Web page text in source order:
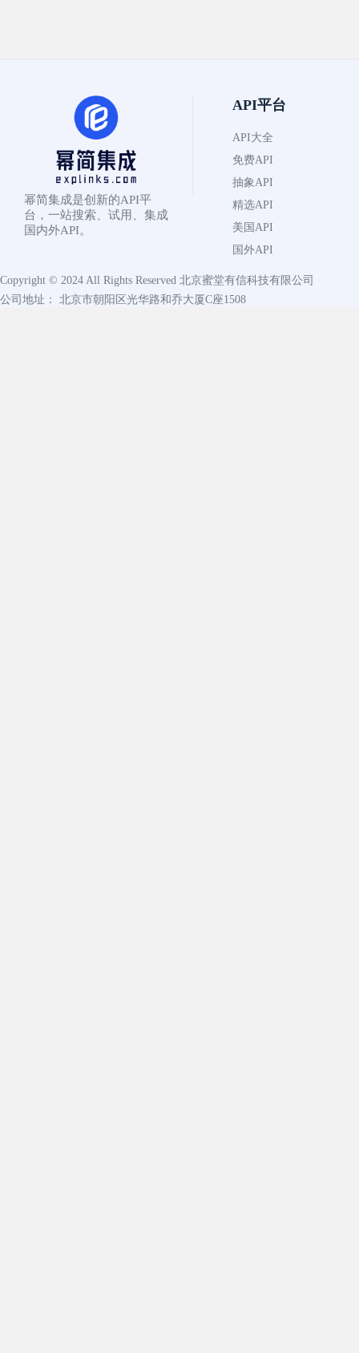
幂简集成是创新的API平
台，一站搜索、试用、集成
国内外API。
API平台
API大全
免费API
抽象API
精选API
美国API
国外API
Copyright © 2024 All Rights Reserved 北京蜜堂有信科技有限公司
公司地址： 北京市朝阳区光华路和乔大厦C座1508